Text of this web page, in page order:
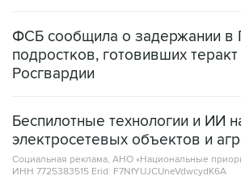
ФСБ сообщила о задержании в
подростков, готовивших
Росгвардии
Беспилотные технологии и ИИ
электросетевых объектов и
Социальная реклама, АНО «Национальные
ИНН 7725383515 Erid: F7NfYUJCUneVdwcydK6A